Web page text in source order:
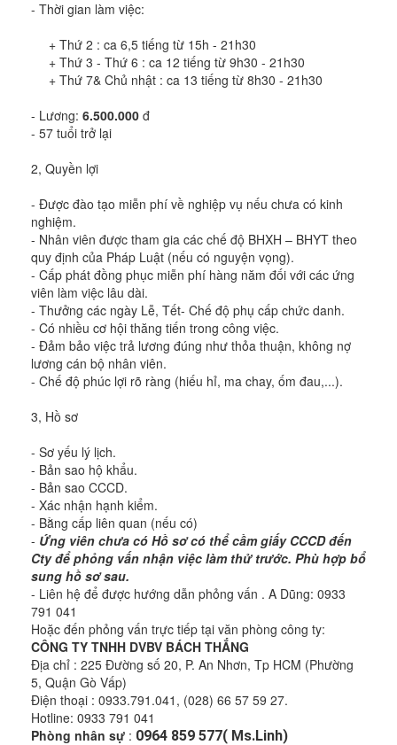
- Thời gian làm việc:
+ Thứ 2 : ca 6,5 tiếng từ 15h - 21h30
+ Thứ 3 - Thứ 6 : ca 12 tiếng từ 9h30 - 21h30
+ Thứ 7& Chủ nhật : ca 13 tiếng từ 8h30 - 21h30
- Lương: 6.500.000 đ
- 57 tuổi trở lại
2, Quyền lợi
- Được đào tạo miễn phí về nghiệp vụ nếu chưa có kinh
nghiệm.
- Nhân viên được tham gia các chế độ BHXH – BHYT theo
quy định của Pháp Luật (nếu có nguyện vọng).
- Cấp phát đồng phục miễn phí hàng năm đối với các ứng
viên làm việc lâu dài.
- Thưởng các ngày Lễ, Tết- Chế độ phụ cấp chức danh.
- Có nhiều cơ hội thăng tiến trong công việc.
- Đảm bảo việc trả lương đúng như thỏa thuận, không nợ
lương cán bộ nhân viên.
- Chế độ phúc lợi rõ ràng (hiếu hỉ, ma chay, ốm đau,...).
3, Hồ sơ
- Sơ yếu lý lịch.
- Bản sao hộ khẩu.
- Bản sao CCCD.
- Xác nhận hạnh kiểm.
- Bằng cấp liên quan (nếu có)
- Ứng viên chưa có Hồ sơ có thể cầm giấy CCCD đến
Cty để phỏng vấn nhận việc làm thử trước. Phù hợp bổ
sung hồ sơ sau.
- Liên hệ để được hướng dẫn phỏng vấn . A Dũng: 0933
791 041
Hoặc đến phỏng vấn trực tiếp tại văn phòng công ty:
CÔNG TY TNHH DVBV BÁCH THẮNG
Địa chỉ : 225 Đường số 20, P. An Nhơn, Tp HCM (Phường
5, Quận Gò Vấp)
Điện thoại : 0933.791.041, (028) 66 57 59 27.
Hotline: 0933 791 041
Phòng nhân sự : 0964 859 577( Ms.Linh)